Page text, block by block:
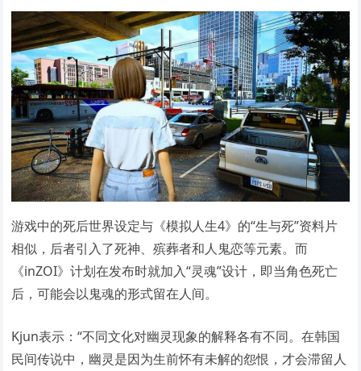
游戏中的死后世界设定与《模拟人生4》的“生与死”资料片
相似，后者引入了死神、殡葬者和人鬼恋等元素。而
《inZOI》计划在发布时就加入“灵魂”设计，即当角色死亡
后，可能会以鬼魂的形式留在人间。
Kjun表示：“不同文化对幽灵现象的解释各有不同。在韩国
民间传说中，幽灵是因为生前怀有未解的怨恨，才会滞留人